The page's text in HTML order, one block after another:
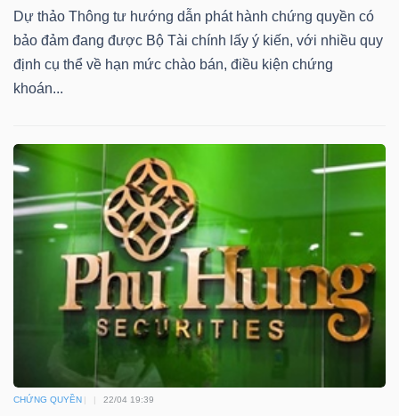
Dự thảo Thông tư hướng dẫn phát hành chứng quyền có
bảo đảm đang được Bộ Tài chính lấy ý kiến, với nhiều quy
định cụ thể về hạn mức chào bán, điều kiện chứng
khoán...
CHỨNG QUYỀN 22/04 19:39
TRUYỀN
THÔNG
TIỆN
ĐỘNG
chứng